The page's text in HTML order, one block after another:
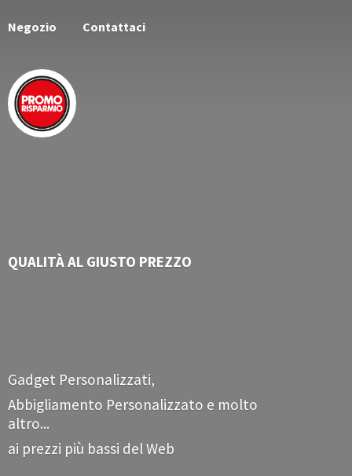
Negozio Contattaci
QUALITÀ AL GIUSTO PREZZO
Gadget Personalizzati,
Abbigliamento Personalizzato e molto
altro...
ai prezzi più bassi del Web